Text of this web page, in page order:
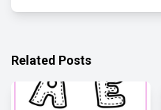
Related Posts